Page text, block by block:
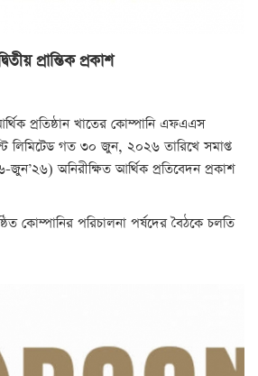
প্রান্তিক প্রকাশ
প্রতিষ্ঠান খাতের কোম্পানি এফএএস
লিমিটেড গত ৩০ জুন, ২০২৬ তারিখে সমাপ্ত
জুন’২৬) অনিরীক্ষিত আর্থিক প্রতিবেদন প্রকাশ
কোম্পানির পরিচালনা পর্ষদের বৈঠকে চলতি